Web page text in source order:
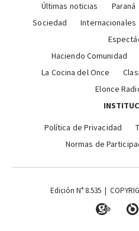
Últimas noticias Paraná
Sociedad
Internacionales
Haciendo Comunidad
La Cocina del Once
Elonce
Política de Privacidad
Normas de
Edición N° 8.535 |